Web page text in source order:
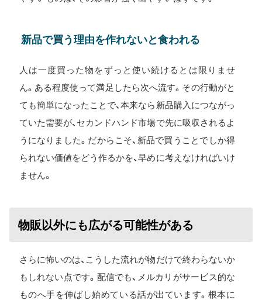
新品で買う理由を作れないと食われる
人は一度買った物をずっと使い続けるとは限りませ
ん。ある程度使って満足したら次へ流す。その行動がと
ても簡単になったことで、本来なら新品購入につながっ
ていた需要が、セカンドハンド市場で先に吸収されるよ
うになりました。だからこそ、新品で買うことでしか得
られない価値をどう作るかを、早めに考えなければいけ
ません。
物販以外にも広がる可能性がある
さらに怖いのは、こうした流れが物だけで終わらないか
もしれない点です。配信でも、メルカリがサービス的な
ものへ手を伸ばし始めている話が出ています。根本に